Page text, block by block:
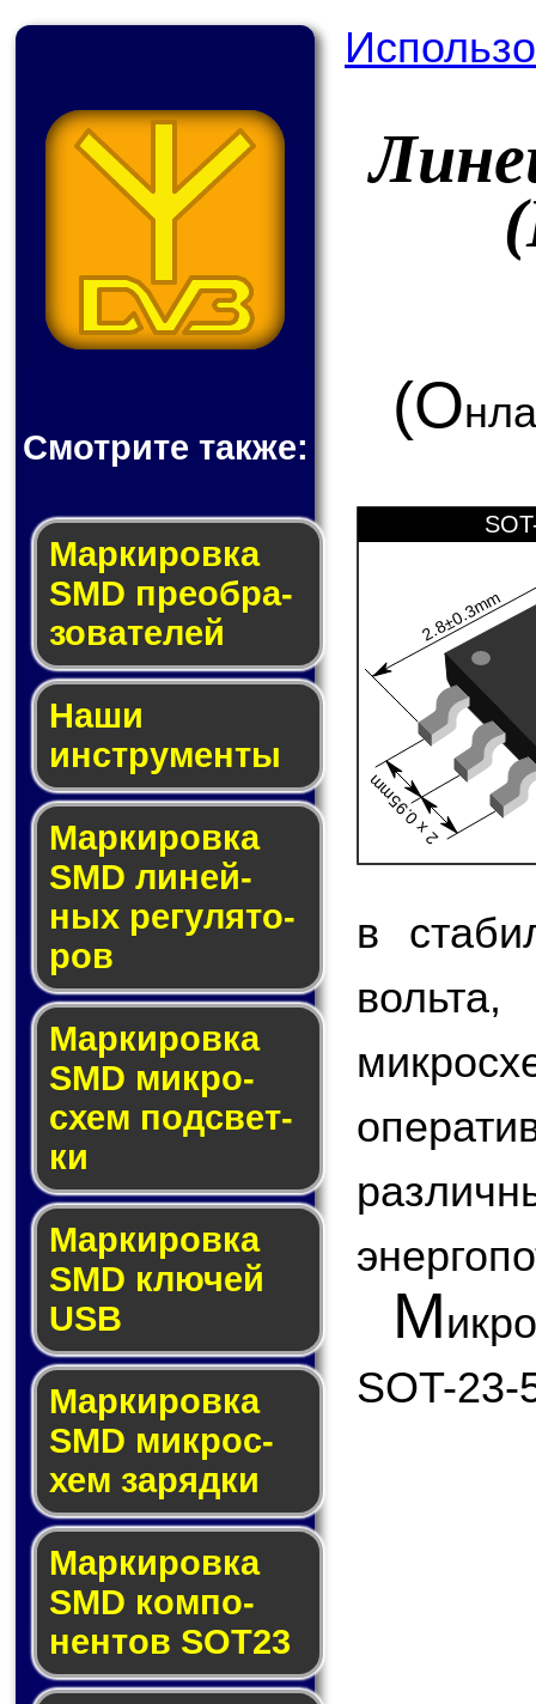
Смотрите также:
Мар­ки­ров­ка
SMD пре­об­ра­
зо­ва­те­лей
Наши
инструменты
Маркировка
SMD ли­ней­
ных ре­гу­ля­то­
ров
Маркировка
SMD мик­ро­
схем под­свет­
ки
Маркировка
SMD клю­чей
USB
Маркировка
SMD мик­рос­
хем за­ряд­ки
Маркировка
SMD ком­по­
нен­тов SOT23
(О
2.8±0.3mm
2 x 0.95mm
в
М
SOT-23-